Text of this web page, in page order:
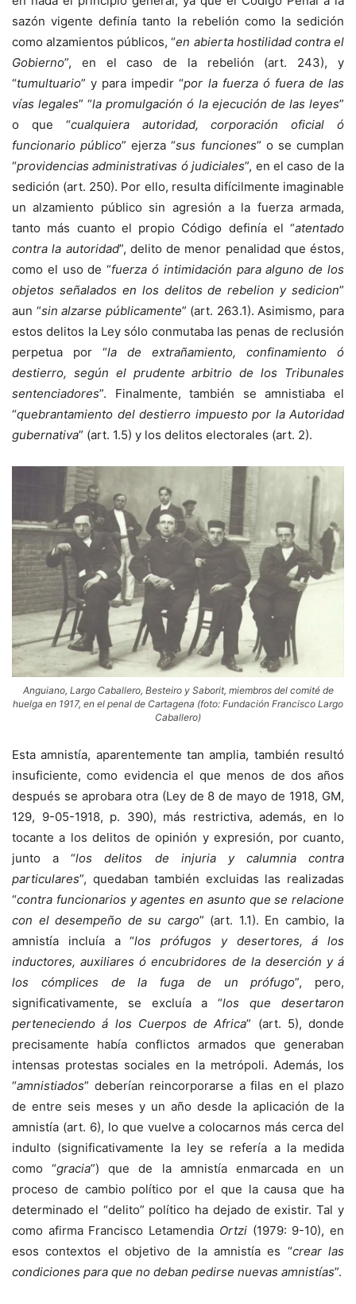
sazón vigente definía tanto la rebelión como la sedición
como alzamientos públicos, “en abierta hostilidad contra el
Gobierno”, en el caso de la rebelión (art. 243), y
“tumultuario” y para impedir “por la fuerza ó fuera de las
vías legales” “la promulgación ó la ejecución de las leyes”
o que “cualquiera autoridad, corporación oficial ó
funcionario público” ejerza “sus funciones” o se cumplan
“providencias administrativas ó judiciales”, en el caso de la
sedición (art. 250). Por ello, resulta difícilmente imaginable
un alzamiento público sin agresión a la fuerza armada,
tanto más cuanto el propio Código definía el “atentado
contra la autoridad”, delito de menor penalidad que éstos,
como el uso de “fuerza ó intimidación para alguno de los
objetos señalados en los delitos de rebelion y sedicion”
aun “sin alzarse públicamente” (art. 263.1). Asimismo, para
estos delitos la Ley sólo conmutaba las penas de reclusión
perpetua por “la de extrañamiento, confinamiento ó
destierro, según el prudente arbitrio de los Tribunales
sentenciadores”. Finalmente, también se amnistiaba el
“quebrantamiento del destierro impuesto por la Autoridad
gubernativa” (art. 1.5) y los delitos electorales (art. 2).
Anguiano, Largo Caballero, Besteiro y Saborit, miembros del comité de
huelga en 1917, en el penal de Cartagena (foto: Fundación Francisco Largo
Caballero)
Esta amnistía, aparentemente tan amplia, también resultó
insuficiente, como evidencia el que menos de dos años
después se aprobara otra (Ley de 8 de mayo de 1918, GM,
129, 9-05-1918, p. 390), más restrictiva, además, en lo
tocante a los delitos de opinión y expresión, por cuanto,
junto a “los delitos de injuria y calumnia contra
particulares”, quedaban también excluidas las realizadas
“contra funcionarios y agentes en asunto que se relacione
con el desempeño de su cargo” (art. 1.1). En cambio, la
amnistía incluía a “los prófugos y desertores, á los
inductores, auxiliares ó encubridores de la deserción y á
los cómplices de la fuga de un prófugo”, pero,
significativamente, se excluía a “los que desertaron
perteneciendo á los Cuerpos de Africa” (art. 5), donde
precisamente había conflictos armados que generaban
intensas protestas sociales en la metrópoli. Además, los
“amnistiados” deberían reincorporarse a filas en el plazo
de entre seis meses y un año desde la aplicación de la
amnistía (art. 6), lo que vuelve a colocarnos más cerca del
indulto (significativamente la ley se refería a la medida
como “gracia”) que de la amnistía enmarcada en un
proceso de cambio político por el que la causa que ha
determinado el “delito” político ha dejado de existir. Tal y
como afirma Francisco Letamendia Ortzi (1979: 9-10), en
esos contextos el objetivo de la amnistía es “crear las
condiciones para que no deban pedirse nuevas amnistías”.